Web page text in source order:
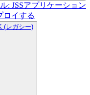
: JSSアプリケーション
ロイする
(レガシー)